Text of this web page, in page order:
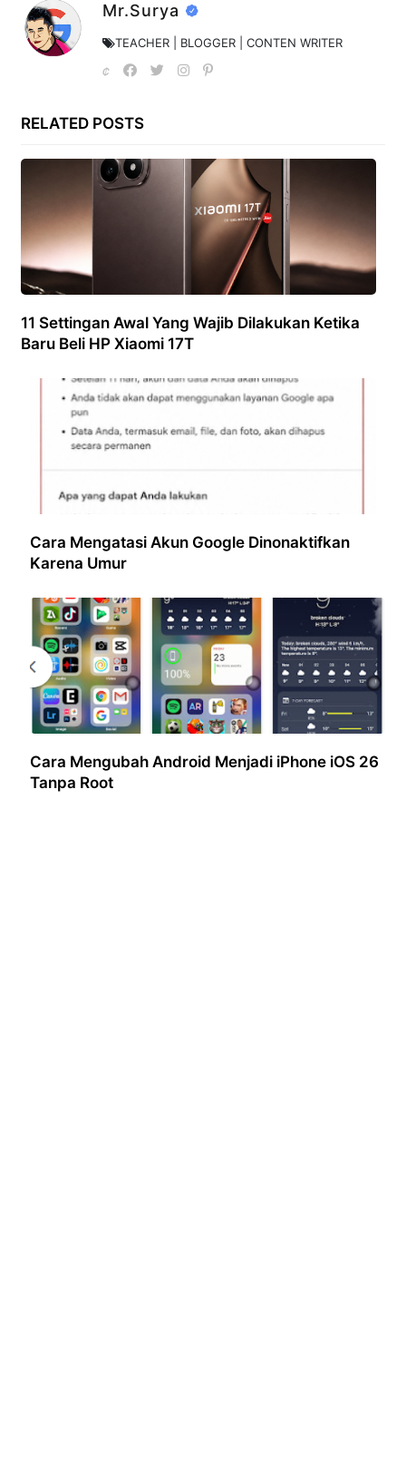
Mr.Surya
TEACHER | BLOGGER | CONTEN WRITER
RELATED POSTS
11 Settingan Awal Yang Wajib Dilakukan Ketika
Baru Beli HP Xiaomi 17T
Cara Mengatasi Akun Google Dinonaktifkan
Karena Umur
Cara Mengubah Android Menjadi iPhone iOS 26
Tanpa Root